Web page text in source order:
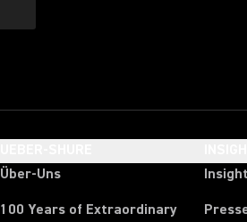
Über-Uns
100 Years of Extraordinary